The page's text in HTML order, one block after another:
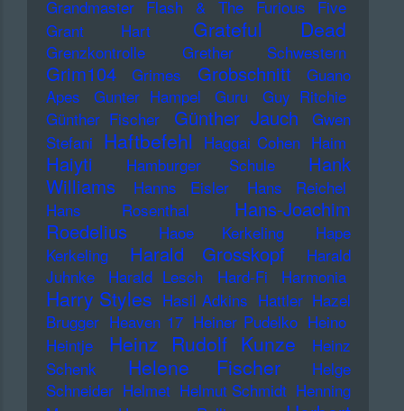
Grandmaster Flash & The Furious Five
Grant Hart
Grateful Dead
Grenzkontrolle Grether Schwestern
Grim104 Grimes Grobschnitt
Guano
Apes
Gunter Hampel Guru
Guy Ritchie
Günther Fischer
Günther Jauch
Gwen
Stefani Haftbefehl Haggai Cohen Haim
Haiyti Hamburger Schule
Hank
Williams
Hanns Eisler
Hans Reichel
Hans Rosenthal
Hans-Joachim
Roedelius
Haoe Kerkeling
Hape
Kerkeling
Harald Grosskopf
Harald
Juhnke
Harald Lesch Hard-Fi Harmonia
Harry Styles Hasil Adkins Hattler Hazel
Brugger Heaven 17 Heiner Pudelko Heino
Heintje
Heinz Rudolf Kunze
Heinz
Schenk
Helene Fischer
Helge
Schneider Helmet Helmut Schmidt Henning